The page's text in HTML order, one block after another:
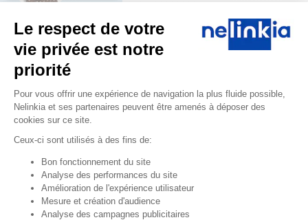
experte Cuisines
Professionnelles &
Agencement est à
votre écoute du lundi
au vendredi de 8h30 à
12h30 et de 13h30 à
18h.
04 58 64 00
Formulaire
de contact
Le respect de votre
vie privée est notre
priorité
Plateforme de Gestion du
Pour vous offrir une expérience de navigation la plus fluide possible,
Nelinkia et ses partenaires peuvent être amenés à déposer des
cookies sur ce site.
Ceux-ci sont utilisés à des fins de:
Bon fonctionnement du site
Analyse des performances du site
Amélioration de l'expérience utilisateur
Mesure et création d'audience
Analyse des campagnes publicitaires
Axeptio consent